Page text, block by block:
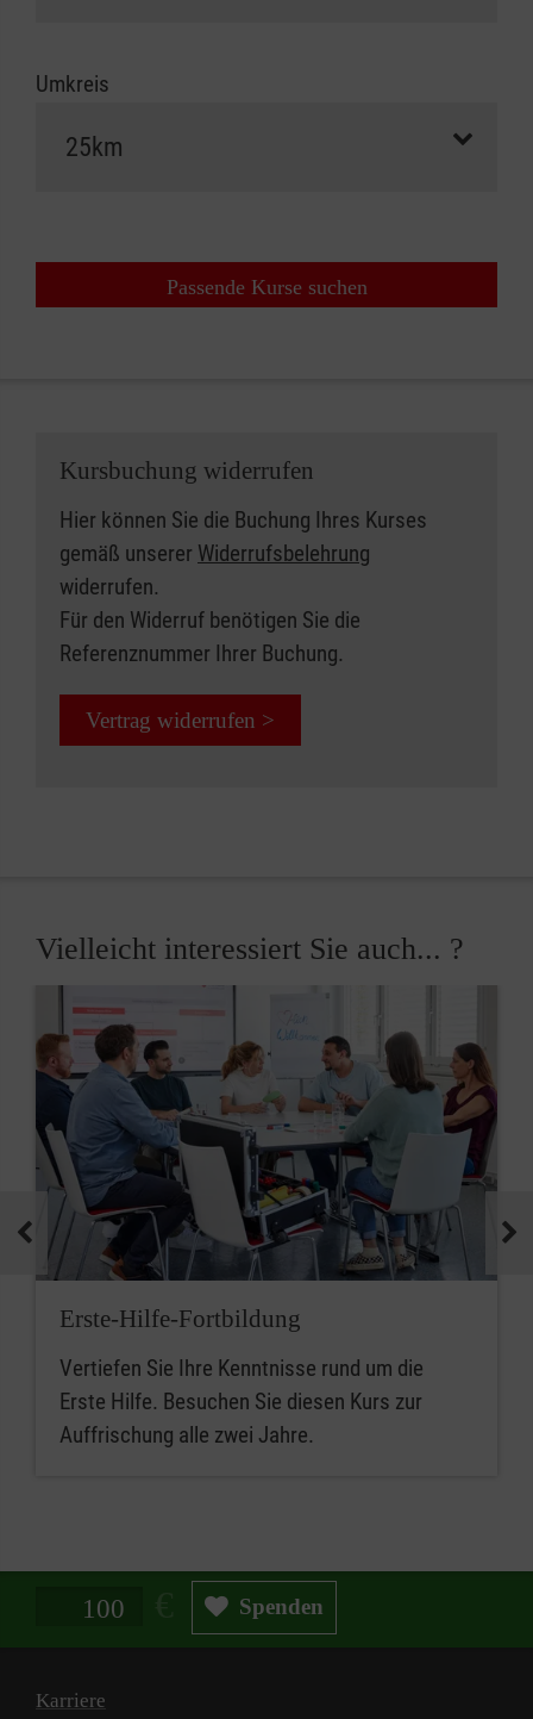
Umkreis
Passende Kurse suchen
Kursbuchung widerrufen
Hier können Sie die Buchung Ihres Kurses
gemäß unserer Widerrufsbelehrung
widerrufen.
Für den Widerruf benötigen Sie die
Referenznummer Ihrer Buchung.
Vertrag widerrufen >
Vielleicht interessiert Sie auch... ?
Erste-Hilfe-Fortbildung
Vertiefen Sie Ihre Kenntnisse rund um die
Erste Hilfe. Besuchen Sie diesen Kurs zur
Auffrischung alle zwei Jahre.
Spendenbetrag in Euro Spenden
Karriere